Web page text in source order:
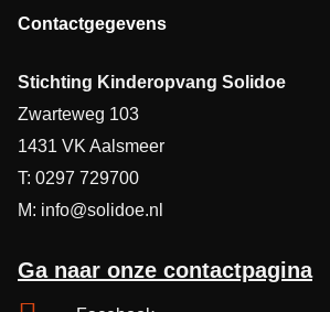
Contactgegevens
Stichting Kinderopvang Solidoe
Zwarteweg 103
1431 VK Aalsmeer
T: 0297 729700
M: info@solidoe.nl
Ga naar onze contactpagina